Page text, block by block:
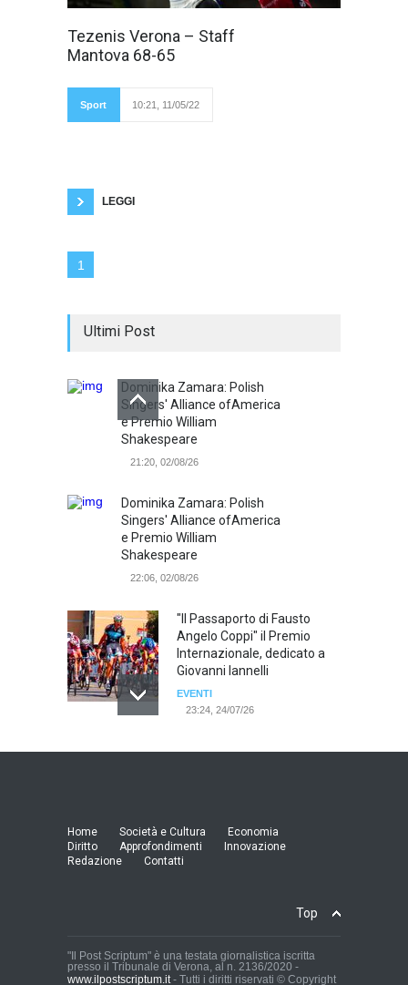
Tezenis Verona – Staff
Mantova 68-65
Sport 10:21, 11/05/22
LEGGI
1
Ultimi Post
Dominika Zamara: Polish
Singers' Alliance ofAmerica
e Premio William
Shakespeare
21:20, 02/08/26
Dominika Zamara: Polish
Singers' Alliance ofAmerica
e Premio William
Shakespeare
22:06, 02/08/26
"Il Passaporto di Fausto
Angelo Coppi" il Premio
Internazionale, dedicato a
Giovanni Iannelli
EVENTI
23:24, 24/07/26
RIMINI, PRIMO CONVEGNO
EVENTI
19:44, 24/07/26
accordo raggiunto tra
Sofia - Cervello” e le
organizzazioni sindacali
Home Società e Cultura
Economia
Diritto
Approfondimenti
Innovazione
Redazione
Contatti
Top
"Il Post Scriptum" è una testata giornalistica iscritta
presso il Tribunale di Verona, al n. 2136/2020 -
www.ilpostscriptum.it- Tutti i diritti riservati © Copyright